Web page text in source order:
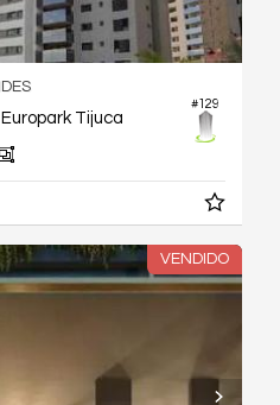
#129
Tijuca
VENDIDO